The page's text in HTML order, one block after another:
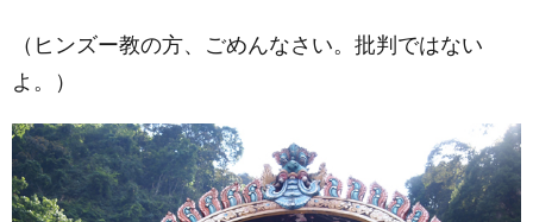
（ヒンズー教の方、ごめんなさい。批判ではない
よ。）